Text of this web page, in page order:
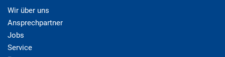
Wir über uns
Ansprechpartner
Jobs
Service